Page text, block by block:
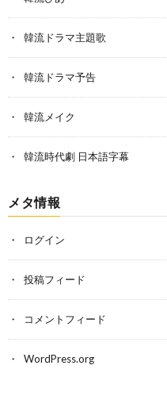
韓流ドラマ主題歌
韓流ドラマ予告
韓流メイク
韓流時代劇 日本語字幕
メタ情報
ログイン
投稿フィード
コメントフィード
WordPress.org